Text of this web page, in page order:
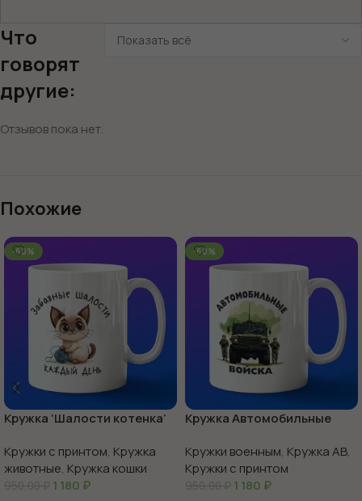
Что
говорят
другие:
Отзывов пока нет.
Похожие
-60%
Кружка ‘Шалости котенка’
Кружки с принтом, Кружка
животные, Кружка кошки
950,00₽ 1 180 ₽
-60%
Кружка Автомобильные
Кружки военным, Кружка АВ,
Кружки с принтом
950,00₽ 1 180 ₽